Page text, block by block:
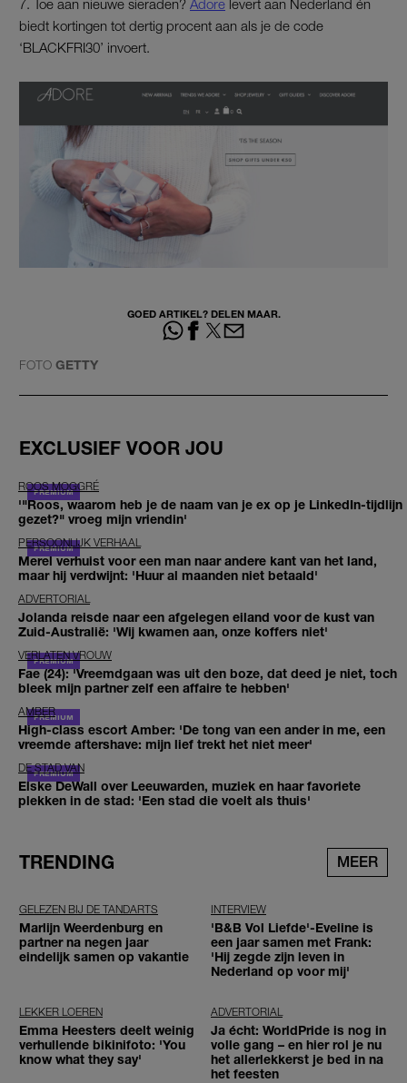
7. Toe aan nieuwe sieraden? Adore levert aan Nederland én
biedt kortingen tot dertig procent aan als je de code
‘BLACKFRI30’ invoert.
GOED ARTIKEL? DELEN MAAR.
FOTO GETTY
EXCLUSIEF VOOR JOU
ROOS MOGGRÉ
'"Roos, waarom heb je de naam van je ex op je LinkedIn-tijdlijn
gezet?" vroeg mijn vriendin'
PERSOONLIJK VERHAAL
Merel verhuist voor een man naar andere kant van het land,
maar hij verdwijnt: 'Huur al maanden niet betaald'
ADVERTORIAL
Jolanda reisde naar een afgelegen eiland voor de kust van
Zuid-Australië: 'Wij kwamen aan, onze koffers niet'
VERLATEN VROUW
Fae (24): 'Vreemdgaan was uit den boze, dat deed je niet, toch
bleek mijn partner zelf een affaire te hebben'
AMBER
High-class escort Amber: 'De tong van een ander in me, een
vreemde aftershave: mijn lief trekt het niet meer'
DE STAD VAN
Elske DeWall over Leeuwarden, muziek en haar favoriete
plekken in de stad: 'Een stad die voelt als thuis'
TRENDING MEER
GELEZEN BIJ DE TANDARTS
Marlijn Weerdenburg en
partner na negen jaar
eindelijk samen op vakantie
INTERVIEW
'B&B Vol Liefde'-Eveline is
een jaar samen met Frank:
'Hij zegde zijn leven in
Nederland op voor mij'
LEKKER LOEREN
Emma Heesters deelt weinig
verhullende bikinifoto: 'You
know what they say'
ADVERTORIAL
Ja écht: WorldPride is nog in
volle gang – en hier rol je nu
het allerlekkerst je bed in na
het feesten